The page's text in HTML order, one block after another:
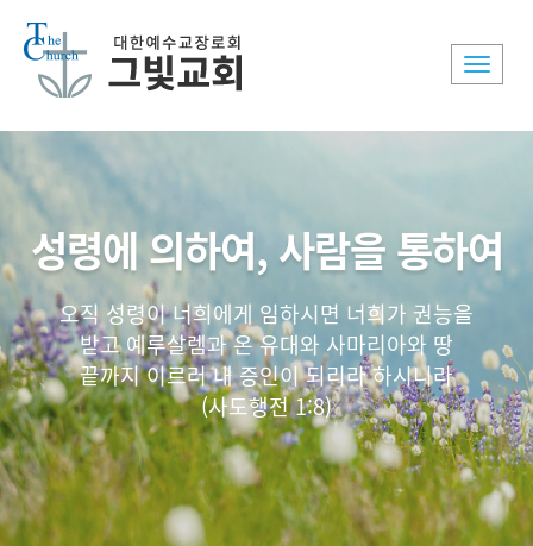
Toggle
성령에 의하여, 사람을 통하여
오직 성령이 너희에게 임하시면 너희가 권능을
받고 예루살렘과 온 유대와 사마리아와 땅
끝까지 이르러 내 증인이 되리라 하시니라
(사도행전 1:8)